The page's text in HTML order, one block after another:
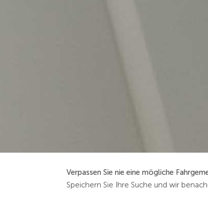
Verpassen Sie nie eine mögliche
Speichern Sie Ihre Suche und wir